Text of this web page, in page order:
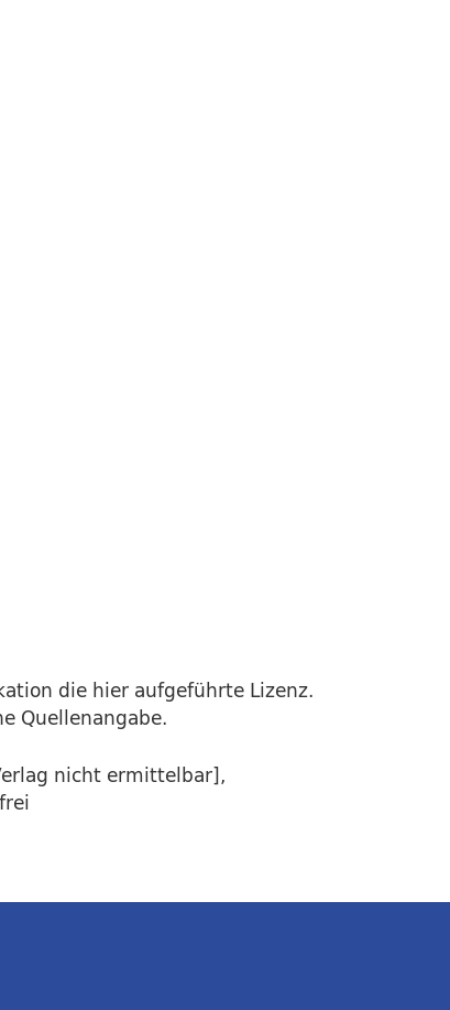
die hier aufgeführte Lizenz.
Quellenangabe.
nicht ermittelbar],